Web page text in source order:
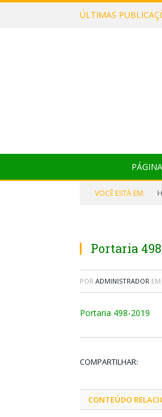
ÚLTIMAS
VOCÊ ESTÁ EM:
Portaria
POR ADMINISTRADOR EM
Portaria 498-2019
COMPARTILHAR:
CONTEÚDO